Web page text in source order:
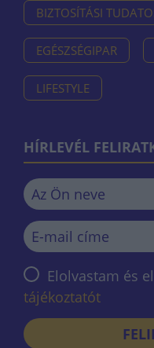
BIZTOSÍTÁSI
EGÉSZSÉGIPAR
LIFESTYLE
HÍRLEVÉL
Elolvastam és
tájékoztatót